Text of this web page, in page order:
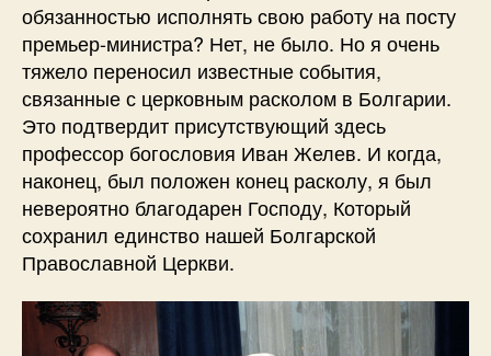
обязанностью исполнять свою работу на посту
премьер-министра? Нет, не было. Но я очень
тяжело переносил известные события,
связанные с церковным расколом в Болгарии.
Это подтвердит присутствующий здесь
профессор богословия Иван Желев. И когда,
наконец, был положен конец расколу, я был
невероятно благодарен Господу, Который
сохранил единство нашей Болгарской
Православной Церкви.